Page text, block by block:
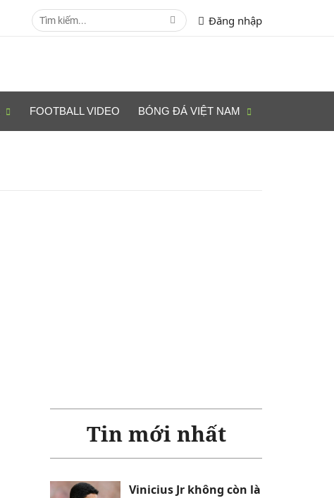
Đăng nhập
FOOTBALL VIDEO BÓNG ĐÁ VIỆT NAM
Tin mới nhất
Vinicius Jr không còn là